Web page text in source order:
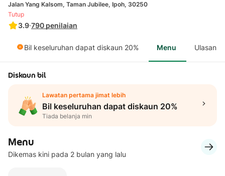
Jalan Yang Kalsom, Taman Jubilee, Ipoh, 30250
3.9·790 penilaian
Tutup
Bil keseluruhan dapat diskaun 20% Menu Ulasan
Diskaun bil
Lawatan pertama jimat lebih
Bil keseluruhan dapat diskaun 20%
Tiada belanja min
Menu
Dikemas kini pada 2 bulan yang lalu